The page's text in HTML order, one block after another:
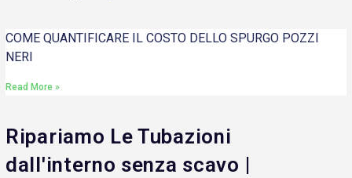
COME QUANTIFICARE IL COSTO DELLO SPURGO POZZI
NERI
Read More »
Ripariamo Le Tubazioni
dall'interno senza scavo |